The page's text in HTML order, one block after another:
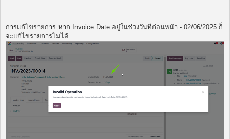
การแก้ไขรายการ หาก Invoice Date อยู่ในช่วงวันที่ก่อนหน้า - 02/06/2025 ก็
จะแก้ไขรายการไม่ได้